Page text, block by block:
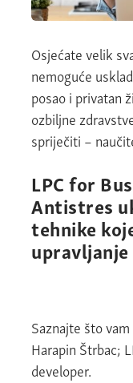
Osjećate velik
nemoguće
posao i privatan
ozbiljne
spriječiti –
LPC for
Antistres
tehnike
Saznajte što
Harapin Štrbac;
developer.